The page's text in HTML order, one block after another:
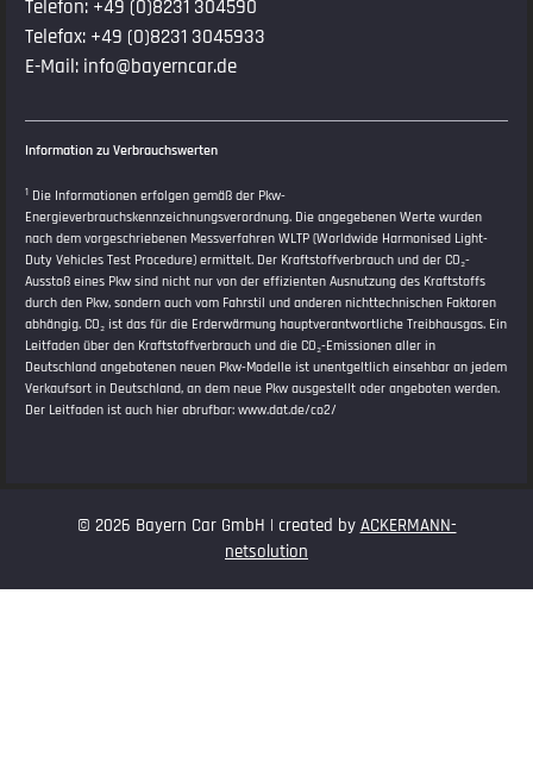
Telefon: +49 (0)8231 304590
Telefax: +49 (0)8231 3045933
E-Mail: info@bayerncar.de
Information zu Verbrauchswerten
1 Die Informationen erfolgen gemäß der Pkw-
Energieverbrauchskennzeichnungsverordnung. Die angegebenen Werte wurden
nach dem vorgeschriebenen Messverfahren WLTP (Worldwide Harmonised Light-
Duty Vehicles Test Procedure) ermittelt. Der Kraftstoffverbrauch und der CO₂-
Ausstoß eines Pkw sind nicht nur von der effizienten Ausnutzung des Kraftstoffs
durch den Pkw, sondern auch vom Fahrstil und anderen nichttechnischen Faktoren
abhängig. CO₂ ist das für die Erderwärmung hauptverantwortliche Treibhausgas. Ein
Leitfaden über den Kraftstoffverbrauch und die CO₂-Emissionen aller in
Deutschland angebotenen neuen Pkw-Modelle ist unentgeltlich einsehbar an jedem
Verkaufsort in Deutschland, an dem neue Pkw ausgestellt oder angeboten werden.
Der Leitfaden ist auch hier abrufbar: www.dat.de/co2/
© 2026 Bayern Car GmbH | created by ACKERMANN-
netsolution